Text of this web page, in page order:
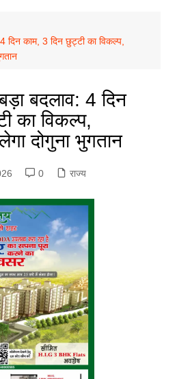
दिन काम, 3 दिन छुट्टी का विकल्प,
बदलाव: 4 दिन
का विकल्प,
दोगुना भुगतान
0 राज्य